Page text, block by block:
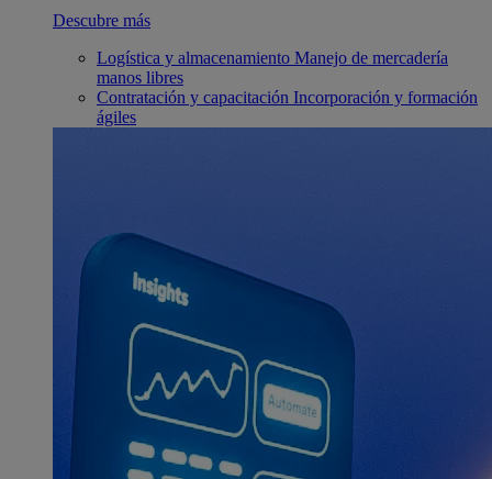
Descubre más
Logística y almacenamiento Manejo de mercadería
manos libres
Contratación y capacitación Incorporación y formación
ágiles